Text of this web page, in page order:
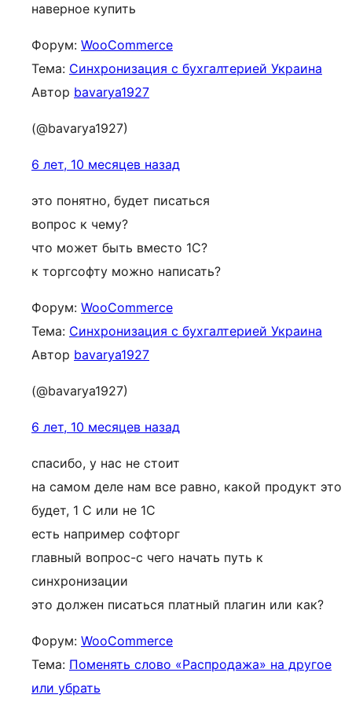
наверное купить
Форум: WooCommerce
Тема: Синхронизация с бухгалтерией Украина
Автор bavarya1927
(@bavarya1927)
6 лет, 10 месяцев назад
это понятно, будет писаться
вопрос к чему?
что может быть вместо 1С?
к торгсофту можно написать?
Форум: WooCommerce
Тема: Синхронизация с бухгалтерией Украина
Автор bavarya1927
(@bavarya1927)
6 лет, 10 месяцев назад
спасибо, у нас не стоит
на самом деле нам все равно, какой продукт это
будет, 1 С или не 1С
есть например софторг
главный вопрос-с чего начать путь к
синхронизации
это должен писаться платный плагин или как?
Форум: WooCommerce
Тема: Поменять слово «Распродажа» на другое
или убрать